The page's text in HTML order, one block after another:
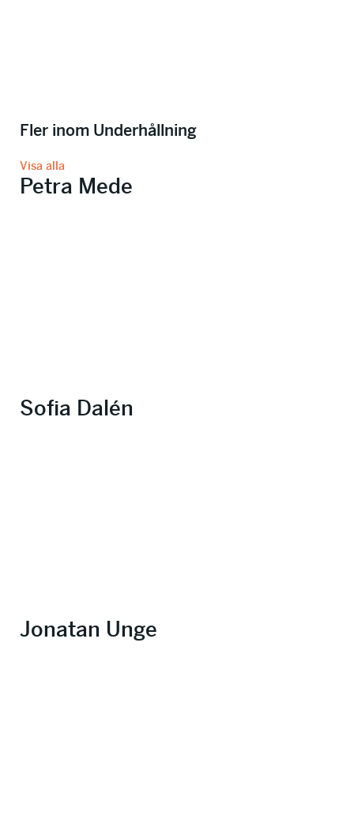
Fler inom Underhållning
Visa alla
Petra Mede
Sofia Dalén
Jonatan Unge